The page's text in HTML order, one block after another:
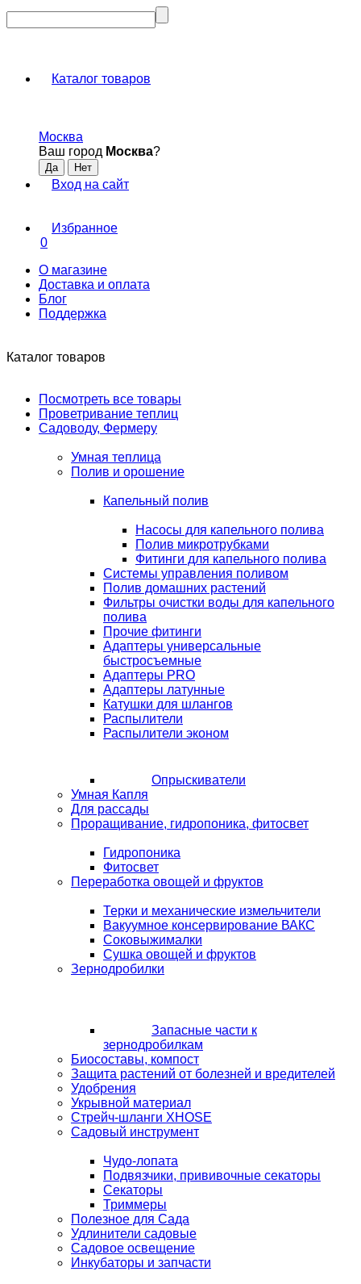
Каталог товаров
Москва
Ваш город Москва?
Вход на сайт
Избранное
0
О магазине
Доставка и оплата
Блог
Поддержка
Каталог товаров
Посмотреть все товары
Проветривание теплиц
Садоводу, Фермеру
Умная теплица
Полив и орошение
Капельный полив
Насосы для капельного полива
Полив микротрубками
Фитинги для капельного полива
Системы управления поливом
Полив домашних растений
Фильтры очистки воды для капельного
полива
Прочие фитинги
Адаптеры универсальные
быстросъемные
Адаптеры PRO
Адаптеры латунные
Катушки для шлангов
Распылители
Распылители эконом
Опрыскиватели
Умная Капля
Для рассады
Проращивание, гидропоника, фитосвет
Гидропоника
Фитосвет
Переработка овощей и фруктов
Терки и механические измельчители
Вакуумное консервирование ВАКС
Соковыжималки
Сушка овощей и фруктов
Зернодробилки
Запасные части к
зернодробилкам
Биосоставы, компост
Защита растений от болезней и вредителей
Удобрения
Укрывной материал
Стрейч-шланги XHOSE
Садовый инструмент
Чудо-лопата
Подвязчики, прививочные секаторы
Секаторы
Триммеры
Полезное для Сада
Удлинители садовые
Садовое освещение
Инкубаторы и запчасти